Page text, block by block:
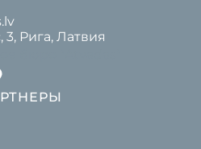
Рига, Латвия